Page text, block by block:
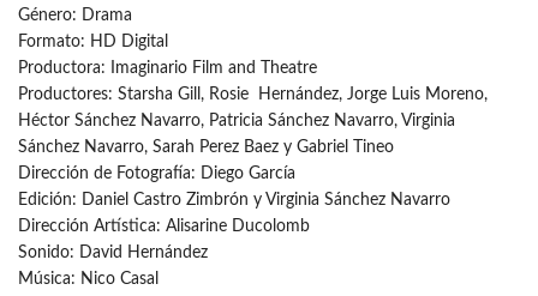
Género: Drama
Formato: HD Digital
Productora: Imaginario Film and Theatre
Productores: Starsha Gill, Rosie Hernández, Jorge Luis Moreno,
Héctor Sánchez Navarro, Patricia Sánchez Navarro, Virginia
Sánchez Navarro, Sarah Perez Baez y Gabriel Tineo
Dirección de Fotografía: Diego García
Edición: Daniel Castro Zimbrón y Virginia Sánchez Navarro
Dirección Artística: Alisarine Ducolomb
Sonido: David Hernández
Música: Nico Casal